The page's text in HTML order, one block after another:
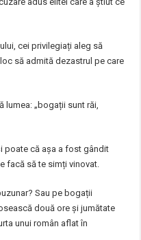
cei privilegiați aleg să
să admită dezastrul pe care
lumea: „bogații sunt răi,
poate că așa a fost gândit
facă să te simți vinovat.
Sau pe bogații
două ore și jumătate
unui român aflat în